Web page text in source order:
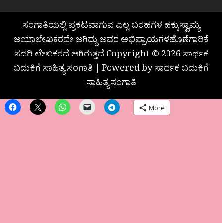
ಸಂಗಾತಿಯಲ್ಲಿ ಪ್ರಕಟವಾಗುವ ಎಲ್ಲ ಬರಹಗಳ ಹಕ್ಕುಸ್ವಾಮ್ಯ
ಆಯಾಲೇಖಕರದೇ ಆಗಿದ್ದು ಅವರ ಅಭಿಪ್ರಾಯಗಳಹೊಣೆಗಾರಿಕೆ
ಸದರಿ ಲೇಖಕರದೆ ಆಗಿರುತ್ತದೆ Copyright © 2026 ಸಾರ್ಥಕ
ಬದುಕಿಗೆ ಸಾಹಿತ್ಯ ಸಂಗಾತಿ | Powered by ಸಾರ್ಥಕ ಬದುಕಿಗೆ
ಸಾಹಿತ್ಯ ಸಂಗಾತಿ
More